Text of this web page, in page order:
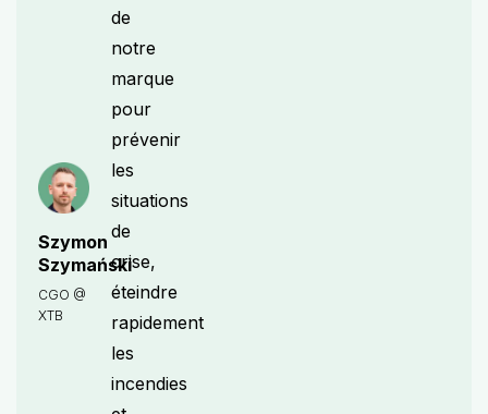
Szymon
Szymański
CGO @
XTB
de
notre
marque
pour
prévenir
les
situations
de
crise,
éteindre
rapidement
les
incendies